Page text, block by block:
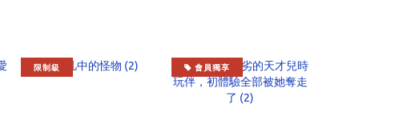
限制級 會員獨享